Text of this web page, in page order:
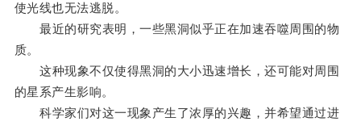
使光线也无法逃脱。
最近的研究表明，一些黑洞似乎正在加速吞噬周围的物
质。
这种现象不仅使得黑洞的大小迅速增长，还可能对周围
的星系产生影响。
科学家们对这一现象产生了浓厚的兴趣，并希望通过进